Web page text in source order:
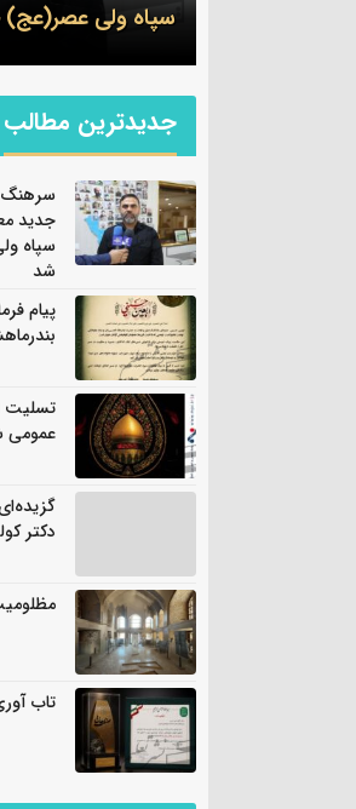
به مناسبت
جدیدترین مطالب
سرهنگ
جدید
سپاه
شد
پیام
تسلیت
عمومی
دکتر
تاب